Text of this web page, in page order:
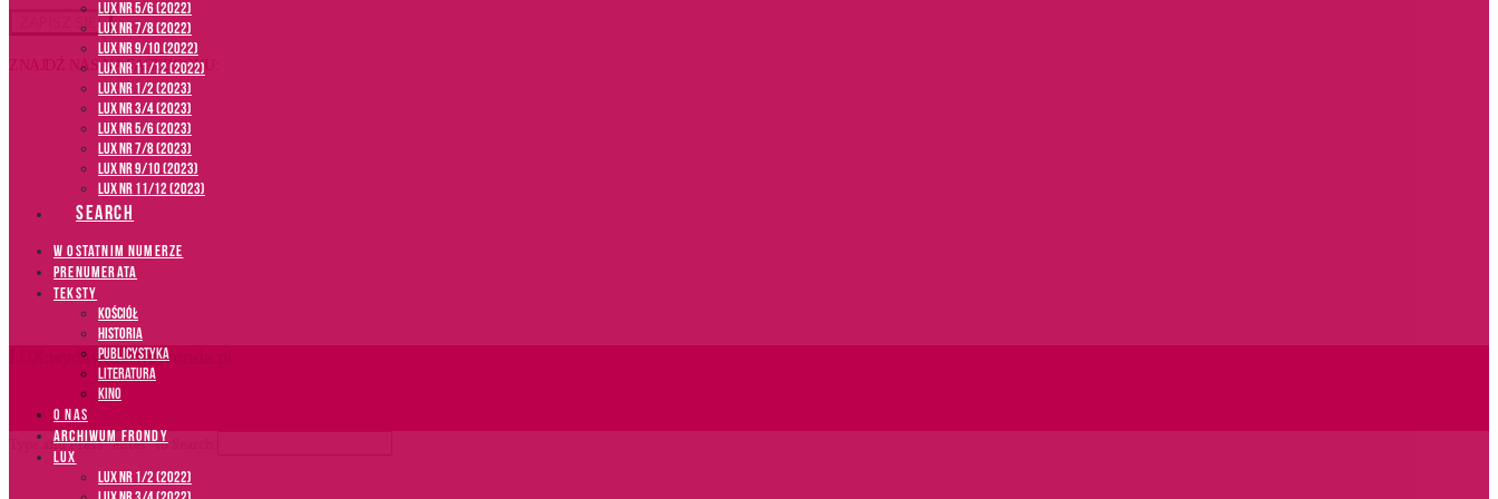
LUX NR 5/6 (2022)
LUX NR 7/8 (2022)
LUX nr 9/10 (2022)
LUX NR 11/12 (2022)
LUX NR 1/2 (2023)
LUX NR 3/4 (2023)
LUX NR 5/6 (2023)
LUX NR 7/8 (2023)
LUX NR 9/10 (2023)
LUX NR 11/12 (2023)
SEARCH
W OSTATNIM NUMERZE
PRENUMERATA
TEKSTY
Kościół
Historia
Publicystyka
Literatura
Kino
O NAS
ARCHIWUM FRONDY
LUX
LUX NR 1/2 (2022)
ZNAJDŹ NAS NA FACEBOOKU:
LUX.wydawnictwofronda.pl
Type and Press “enter” to Search